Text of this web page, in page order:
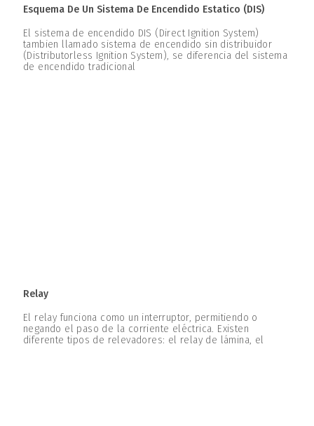
Esquema De Un Sistema De Encendido Estatico (DIS)
El sistema de encendido DIS (Direct Ignition System)
tambien llamado sistema de encendido sin distribuidor
(Distributorless Ignition System), se diferencia del sistema
de encendido tradicional
Relay
El relay funciona como un interruptor, permitiendo o
negando el paso de la corriente eléctrica. Existen
diferente tipos de relevadores: el relay de lámina, el